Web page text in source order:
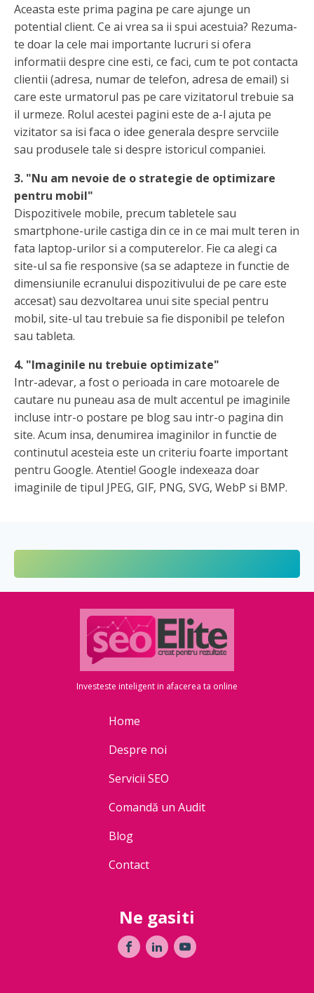
Aceasta este prima pagina pe care ajunge un
potential client. Ce ai vrea sa ii spui acestuia? Rezuma-
te doar la cele mai importante lucruri si ofera
informatii despre cine esti, ce faci, cum te pot contacta
clientii (adresa, numar de telefon, adresa de email) si
care este urmatorul pas pe care vizitatorul trebuie sa
il urmeze. Rolul acestei pagini este de a-l ajuta pe
vizitator sa isi faca o idee generala despre servciile
sau produsele tale si despre istoricul companiei.
3. "Nu am nevoie de o strategie de optimizare
pentru mobil"
Dispozitivele mobile, precum tabletele sau
smartphone-urile castiga din ce in ce mai mult teren in
fata laptop-urilor si a computerelor. Fie ca alegi ca
site-ul sa fie responsive (sa se adapteze in functie de
dimensiunile ecranului dispozitivului de pe care este
accesat) sau dezvoltarea unui site special pentru
mobil, site-ul tau trebuie sa fie disponibil pe telefon
sau tableta.
4. "Imaginile nu trebuie optimizate"
Intr-adevar, a fost o perioada in care motoarele de
cautare nu puneau asa de mult accentul pe imaginile
incluse intr-o postare pe blog sau intr-o pagina din
site. Acum insa, denumirea imaginilor in functie de
continutul acesteia este un criteriu foarte important
pentru Google. Atentie! Google indexeaza doar
imaginile de tipul JPEG, GIF, PNG, SVG, WebP si BMP.
Investeste inteligent in afacerea ta online
Home
Despre noi
Servicii SEO
Comandă un Audit
Blog
Contact
Ne gasiti